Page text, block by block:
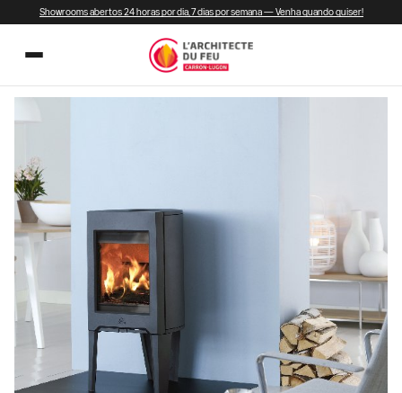
Showrooms abertos 24 horas por dia, 7 dias por semana — Venha quando quiser!